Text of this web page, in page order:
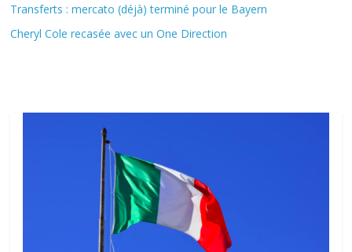
Transferts : mercato (déjà) terminé pour le Bayern
Cheryl Cole recasée avec un One Direction